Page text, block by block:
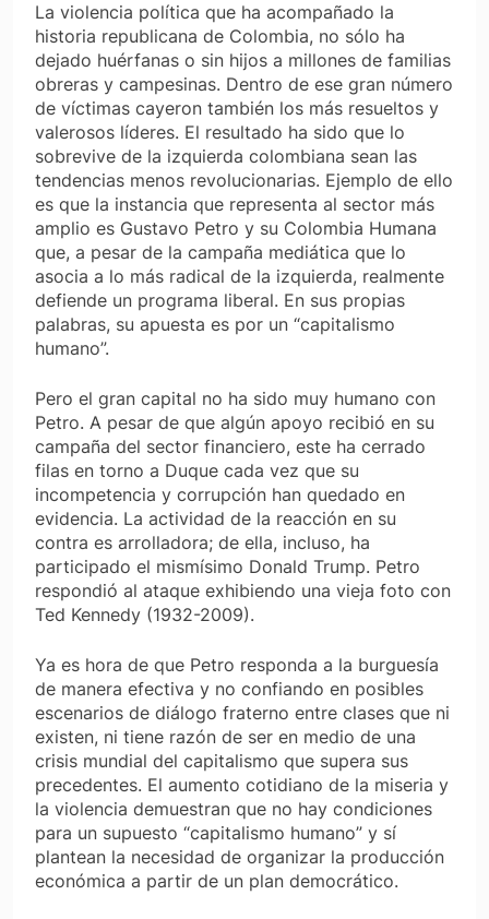
La violencia política que ha acompañado la
historia republicana de Colombia, no sólo ha
dejado huérfanas o sin hijos a millones de familias
obreras y campesinas. Dentro de ese gran número
de víctimas cayeron también los más resueltos y
valerosos líderes. El resultado ha sido que lo
sobrevive de la izquierda colombiana sean las
tendencias menos revolucionarias. Ejemplo de ello
es que la instancia que representa al sector más
amplio es Gustavo Petro y su Colombia Humana
que, a pesar de la campaña mediática que lo
asocia a lo más radical de la izquierda, realmente
defiende un programa liberal. En sus propias
palabras, su apuesta es por un “capitalismo
humano”.
Pero el gran capital no ha sido muy humano con
Petro. A pesar de que algún apoyo recibió en su
campaña del sector financiero, este ha cerrado
filas en torno a Duque cada vez que su
incompetencia y corrupción han quedado en
evidencia. La actividad de la reacción en su
contra es arrolladora; de ella, incluso, ha
participado el mismísimo Donald Trump. Petro
respondió al ataque exhibiendo una vieja foto con
Ted Kennedy (1932-2009).
Ya es hora de que Petro responda a la burguesía
de manera efectiva y no confiando en posibles
escenarios de diálogo fraterno entre clases que ni
existen, ni tiene razón de ser en medio de una
crisis mundial del capitalismo que supera sus
precedentes. El aumento cotidiano de la miseria y
la violencia demuestran que no hay condiciones
para un supuesto “capitalismo humano” y sí
plantean la necesidad de organizar la producción
económica a partir de un plan democrático.